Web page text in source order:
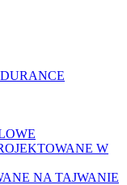
W
NA TAJWANIE